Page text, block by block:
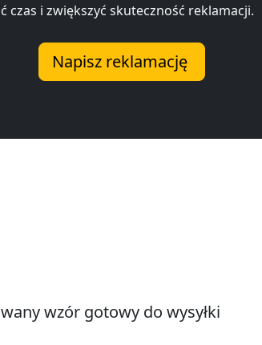
czas i zwiększyć skuteczność reklamacji.
Napisz reklamację
wzór gotowy do wysyłki